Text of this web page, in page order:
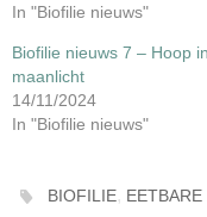
In "Biofilie nieuws"
Biofilie nieuws 7 – Hoop
maanlicht
14/11/2024
In "Biofilie nieuws"
BIOFILIE,